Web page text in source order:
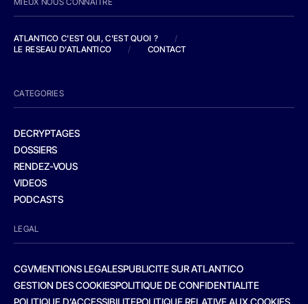
ATLANTICO C'EST QUI, C'EST QUOI ?
/
LE RESEAU D'ATLANTICO
/ CONTACT
CATEGORIES
DECRYPTAGES
DOSSIERS
RENDEZ-VOUS
VIDEOS
PODCASTS
LEGAL
CGVMENTIONS LEGALESPUBLICITE SUR ATLANTICO
GESTION DES COOKIESPOLITIQUE DE CONFIDENTIALITE
POLITIQUE D’ACCESSIBILITEPOLITIQUE RELATIVE AUX COOKIES